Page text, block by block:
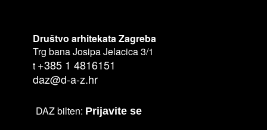
Društvo arhitekata Zagreba
Trg bana Josipa Jelacica 3/1
t +385 1 4816151
daz@d-a-z.hr
DAZ bilten: Prijavite se